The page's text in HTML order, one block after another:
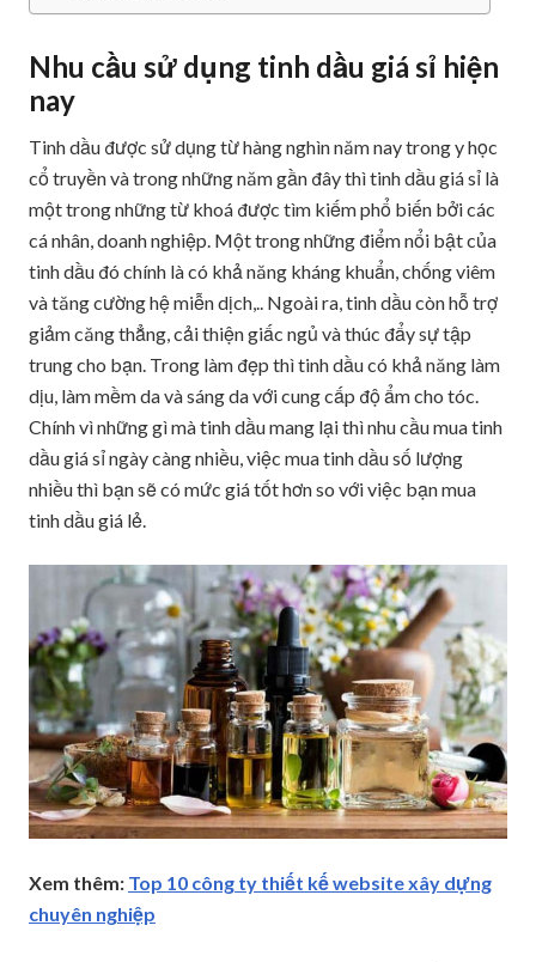
Nhu cầu sử dụng tinh dầu giá sỉ hiện
nay
Tinh dầu được sử dụng từ hàng nghìn năm nay trong y học
cổ truyền và trong những năm gần đây thì tinh dầu giá sỉ là
một trong những từ khoá được tìm kiếm phổ biến bởi các
cá nhân, doanh nghiệp. Một trong những điểm nổi bật của
tinh dầu đó chính là có khả năng kháng khuẩn, chống viêm
và tăng cường hệ miễn dịch,.. Ngoài ra, tinh dầu còn hỗ trợ
giảm căng thẳng, cải thiện giấc ngủ và thúc đẩy sự tập
trung cho bạn. Trong làm đẹp thì tinh dầu có khả năng làm
dịu, làm mềm da và sáng da với cung cấp độ ẩm cho tóc.
Chính vì những gì mà tinh dầu mang lại thì nhu cầu mua tinh
dầu giá sỉ ngày càng nhiều, việc mua tinh dầu số lượng
nhiều thì bạn sẽ có mức giá tốt hơn so với việc bạn mua
tinh dầu giá lẻ.
Xem thêm: Top 10 công ty thiết kế website xây dựng
chuyên nghiệp